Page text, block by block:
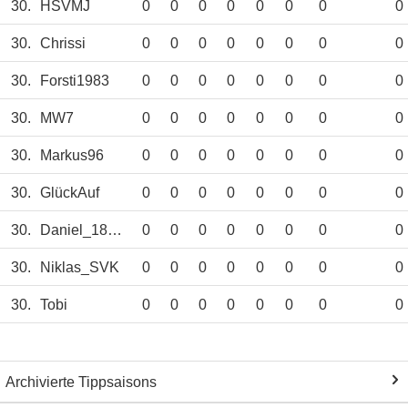
30. HSVMJ 0 0 0 0 0 0 0 0
30. Chrissi 0 0 0 0 0 0 0 0
30. Forsti1983 0 0 0 0 0 0 0 0
30. MW7 0 0 0 0 0 0 0 0
30. Markus96 0 0 0 0 0 0 0 0
30. GlückAuf 0 0 0 0 0 0 0 0
30. Daniel_1887 0 0 0 0 0 0 0 0
30. Niklas_SVK 0 0 0 0 0 0 0 0
30. Tobi 0 0 0 0 0 0 0 0
Archivierte Tippsaisons